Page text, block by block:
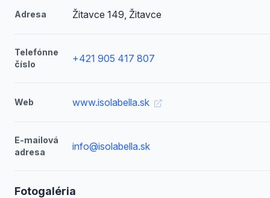
Adresa Žitavce 149, Žitavce
Telefónne
číslo
+421 905 417 807
Web www.isolabella.sk
E-mailová
adresa
info@isolabella.sk
Fotogaléria